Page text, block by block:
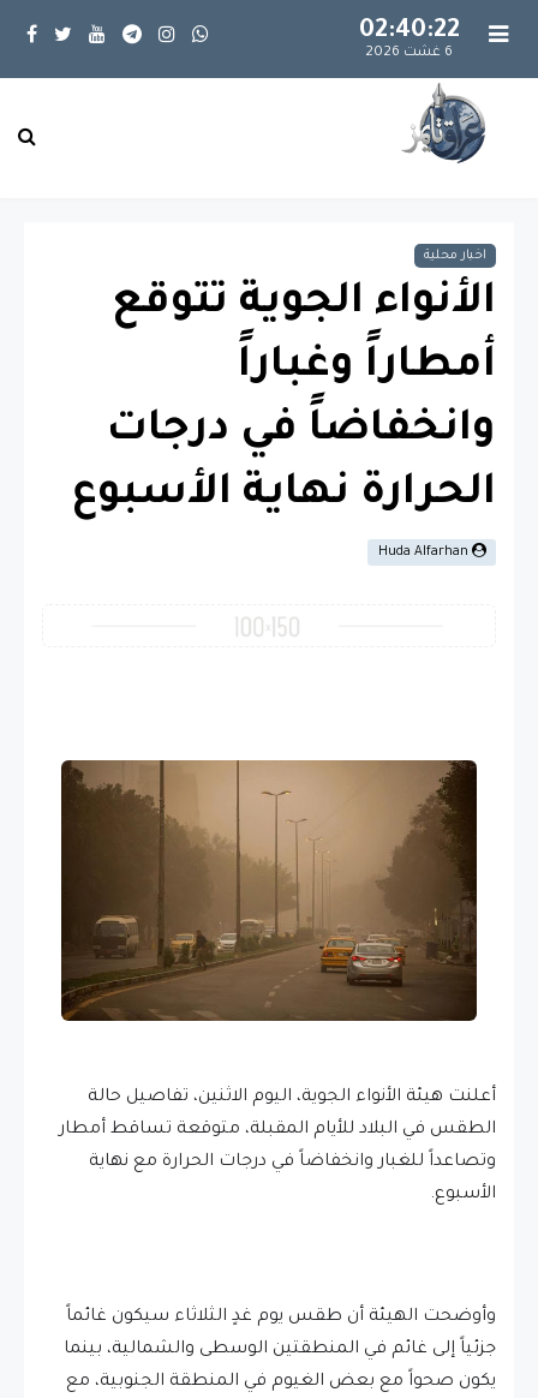
02:40:23
6 غشت 2026
اخبار محلية
الأنواء الجوية تتوقع
أمطاراً وغباراً
وانخفاضاً في درجات
الحرارة نهاية الأسبوع
Huda Alfarhan
أعلنت هيئة الأنواء الجوية، اليوم الاثنين، تفاصيل حالة
الطقس في البلاد للأيام المقبلة، متوقعة تساقط أمطار
وتصاعداً للغبار وانخفاضاً في درجات الحرارة مع نهاية
الأسبوع.
وأوضحت الهيئة أن طقس يوم غدٍ الثلاثاء سيكون غائماً
جزئياً إلى غائم في المنطقتين الوسطى والشمالية، بينما
يكون صحواً مع بعض الغيوم في المنطقة الجنوبية، مع